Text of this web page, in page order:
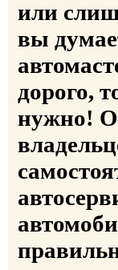
или
вы
дорого,
нужно!